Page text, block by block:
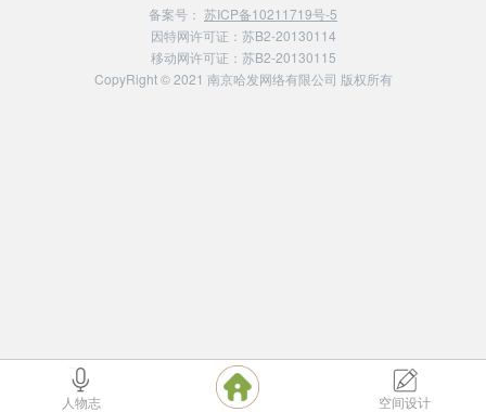
备案号： 苏ICP备10211719号-5
因特网许可证：苏B2-20130114
移动网许可证：苏B2-20130115
CopyRight © 2021 南京哈发网络有限公司 版权所有
人物志 空间设计